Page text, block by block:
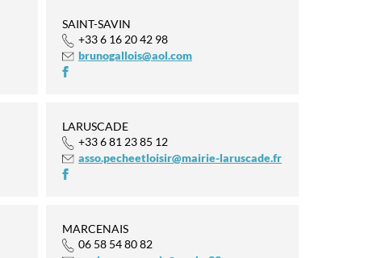
SAINT-SAVIN
+33 6 16 20 42 98
brunogallois@aol.com
LARUSCADE
+33 6 81 23 85 12
asso.pecheetloisir@mairie-laruscade.fr
MARCENAIS
06 58 54 80 82